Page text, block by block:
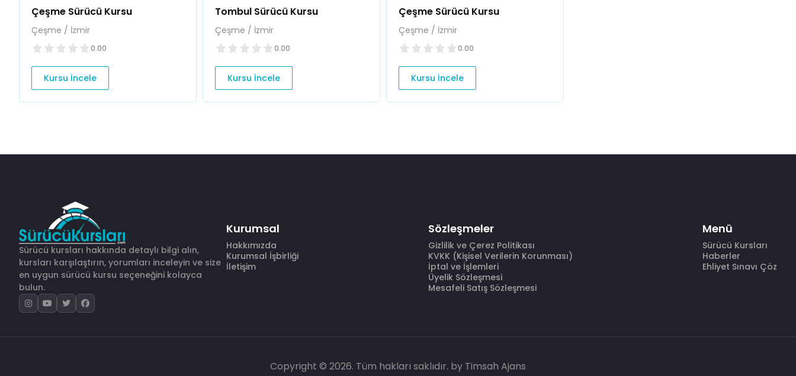
Çeşme Sürücü Kursu
Çeşme / İzmir
0.00
Kursu İncele
Tombul Sürücü Kursu
Çeşme / İzmir
0.00
Kursu İncele
Çeşme Sürücü Kursu
Çeşme / İzmir
0.00
Kursu İncele
Sürücü kursları hakkında detaylı bilgi alın,
kursları karşılaştırın, yorumları inceleyin ve size
en uygun sürücü kursu seçeneğini kolayca
bulun.
Kurumsal
Hakkımızda
Kurumsal İşbirliği
İletişim
Sözleşmeler
Gizlilik ve Çerez Politikası
KVKK (Kişisel Verilerin Korunması)
İptal ve İşlemleri
Üyelik Sözleşmesi
Mesafeli Satış Sözleşmesi
Menü
Sürücü Kursları
Haberler
Ehliyet Sınavı Çöz
Copyright © 2026. Tüm hakları saklıdır. by Timsah Ajans